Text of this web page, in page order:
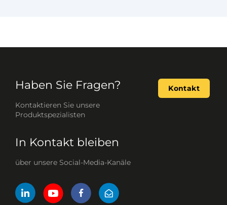
Haben Sie Fragen?
Kontaktieren Sie unsere
Produktspezialisten
Kontakt
In Kontakt bleiben
über unsere Social-Media-Kanäle